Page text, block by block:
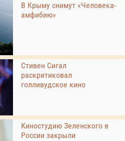
В Крыму снимут «Человека-
амфибию»
Стивен Сигал
раскритиковал
голливудское кино
Киностудию Зеленского в
России закрыли